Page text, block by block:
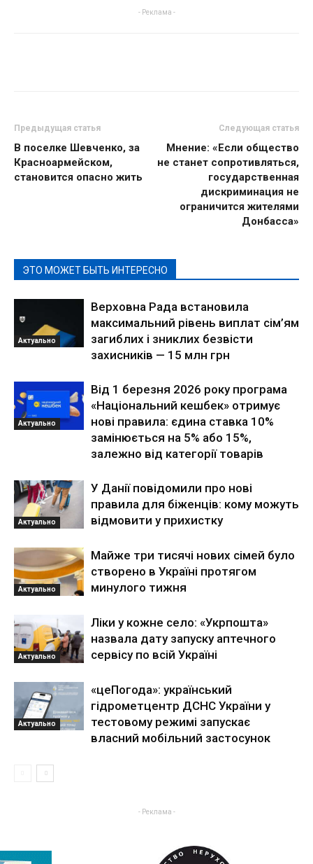
- Реклама -
Предыдущая статья
В поселке Шевченко, за
Красноармейском,
становится опасно жить
Следующая статья
Мнение: «Если общество
не станет сопротивляться,
государственная
дискриминация не
ограничится жителями
Донбасса»
ЭТО МОЖЕТ БЫТЬ ИНТЕРЕСНО
Актуально
Верховна Рада встановила
максимальний рівень виплат сім’ям
загиблих і зниклих безвісти
захисників — 15 млн грн
Актуально
Від 1 березня 2026 року програма
«Національний кешбек» отримує
нові правила: єдина ставка 10%
замінюється на 5% або 15%,
залежно від категорії товарів
Актуально
У Данії повідомили про нові
правила для біженців: кому можуть
відмовити у прихистку
Актуально
Майже три тисячі нових сімей було
створено в Україні протягом
минулого тижня
Актуально
Ліки у кожне село: «Укрпошта»
назвала дату запуску аптечного
сервісу по всій Україні
Актуально
«цеПогода»: український
гідрометцентр ДСНС України у
тестовому режимі запускає
власний мобільний застосунок
- Реклама -